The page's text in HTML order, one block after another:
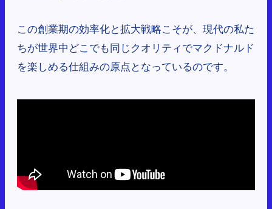
この創業期の効率化と拡大戦略こそが、現代の私た
ちが世界中どこでも同じクオリティでマクドナルド
を楽しめる仕組みの原点となっているのです。